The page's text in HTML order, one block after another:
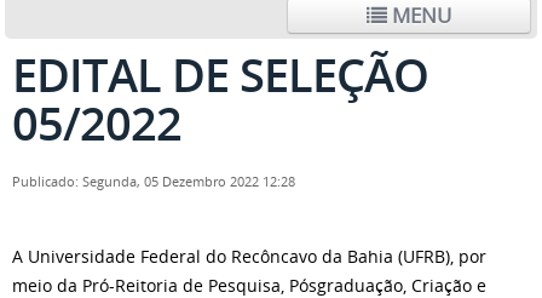
MENU
EDITAL DE SELEÇÃO
05/2022
Publicado: Segunda, 05 Dezembro 2022 12:28
A Universidade Federal do Recôncavo da Bahia (UFRB), por
meio da Pró-Reitoria de Pesquisa, Pósgraduação, Criação e